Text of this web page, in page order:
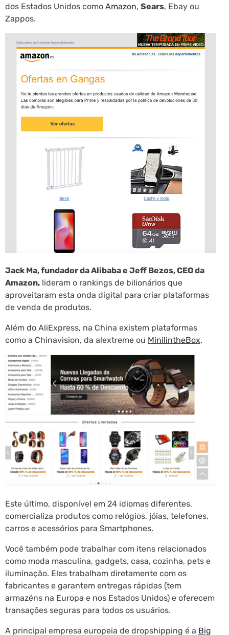
dos Estados Unidos como Amazon, Sears, Ebay ou
Zappos.
Jack Ma, fundador da Alibaba e Jeff Bezos, CEO da
Amazon, lideram o rankings de bilionários que
aproveitaram esta onda digital para criar plataformas
de venda de produtos.
Além do AliExpress, na China existem plataformas
como a Chinavision, da alextreme ou MinilintheBox.
Este último, disponível em 24 idiomas diferentes,
comercializa produtos como relógios, jóias, telefones,
carros e acessórios para Smartphones.
Você também pode trabalhar com itens relacionados
como moda masculina, gadgets, casa, cozinha, pets e
iluminação. Eles trabalham diretamente com os
fabricantes e garantem entregas rápidas (tem
armazéns na Europa e nos Estados Unidos) e oferecem
transações seguras para todos os usuários.
A principal empresa europeia de dropshipping é a Big